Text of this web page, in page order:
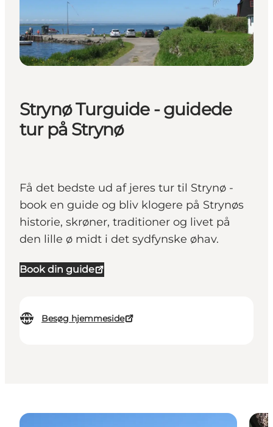
Strynø Turguide - guidede
tur på Strynø
Få det bedste ud af jeres tur til Strynø -
book en guide og bliv klogere på Strynøs
historie, skrøner, traditioner og livet på
den lille ø midt i det sydfynske øhav.
Book din guide
Besøg hjemmeside